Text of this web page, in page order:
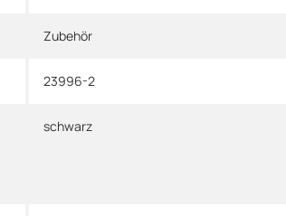
Zubehör
23996-2
schwarz